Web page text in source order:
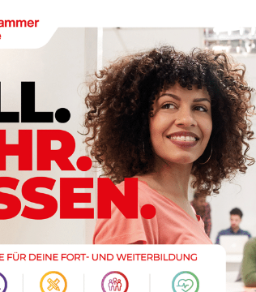
© pixabay
B zu bringen. Der ARBÖ empfiehltMetall-
gibt.
müsst ihr achten:
– im Falle eines Aufpralls – wenig Raum
zu vermeiden.